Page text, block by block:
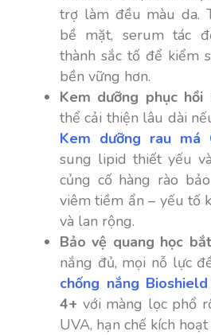
trợ làm đều màu da.
bề mặt, serum tác
thành sắc tố để kiểm
bền vững hơn.
Kem dưỡng phục hồi
thể cải thiện lâu dài
Kem dưỡng rau má
sung lipid thiết yếu
củng cố hàng rào
viêm tiềm ẩn – yếu tố
và lan rộng.
Bảo vệ quang học
nắng đủ, mọi nỗ lực
chống nắng Bioshield
4+ với màng lọc phổ
UVA, hạn chế kích